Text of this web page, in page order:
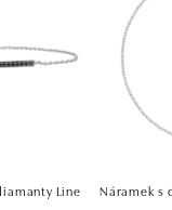
Line Náramek s